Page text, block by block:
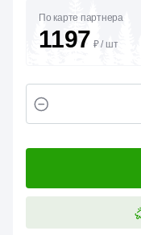
По карте партнера
1197 ₽/ шт